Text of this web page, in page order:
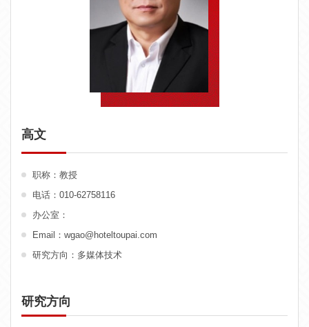
高文
职称：教授
电话：010-62758116
办公室：
Email：wgao@hoteltoupai.com
研究方向：多媒体技术
研究方向